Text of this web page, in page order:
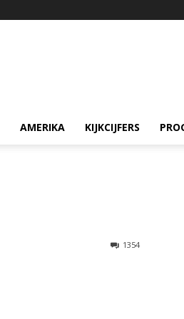
AMERIKA KIJKCIJFERS
1354